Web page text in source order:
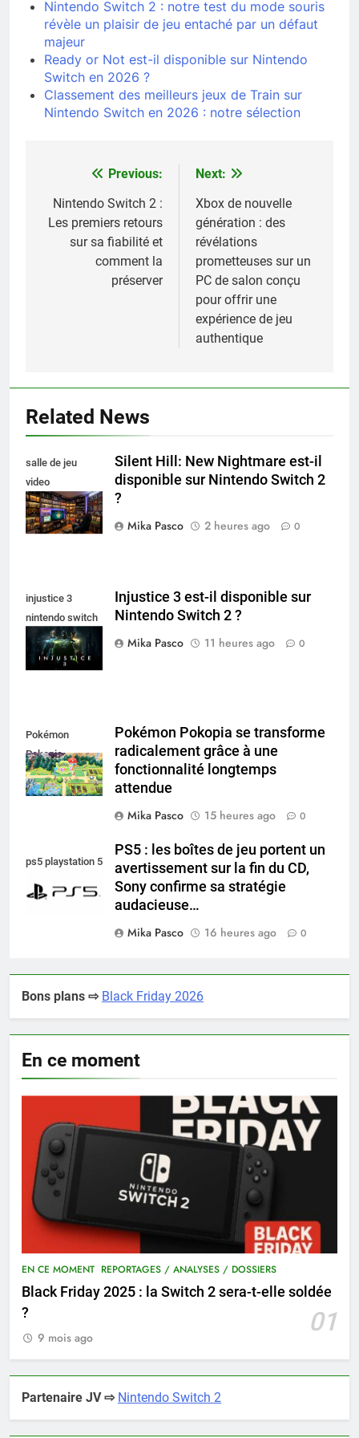
Nintendo Switch 2 : notre test du mode souris
révèle un plaisir de jeu entaché par un défaut
majeur
Ready or Not est-il disponible sur Nintendo
Switch en 2026 ?
Classement des meilleurs jeux de Train sur
Nintendo Switch en 2026 : notre sélection
Navigation
de
l’article
Previous:
Nintendo Switch 2 :
Les premiers retours
sur sa fiabilité et
comment la
préserver
Next:
Xbox de nouvelle
génération : des
révélations
prometteuses sur un
PC de salon conçu
pour offrir une
expérience de jeu
authentique
Related News
salle de jeu
video
collectionneur
Silent Hill: New Nightmare est-il
disponible sur Nintendo Switch 2
?
Mika Pasco
2 heures ago 0
injustice 3
nintendo switch
Injustice 3 est-il disponible sur
Nintendo Switch 2 ?
Mika Pasco
11 heures ago 0
Pokémon
Pokopia
Pokémon Pokopia se transforme
radicalement grâce à une
fonctionnalité longtemps
attendue
Mika Pasco
15 heures ago 0
ps5 playstation 5
PS5 : les boîtes de jeu portent un
avertissement sur la fin du CD,
Sony confirme sa stratégie
audacieuse…
Mika Pasco
16 heures ago 0
Bons plans ⇨ Black Friday 2026
En ce moment
EN CE MOMENT REPORTAGES / ANALYSES / DOSSIERS
Black Friday 2025 : la Switch 2 sera-t-elle soldée
?
01
9 mois ago
Partenaire JV ⇨ Nintendo Switch 2